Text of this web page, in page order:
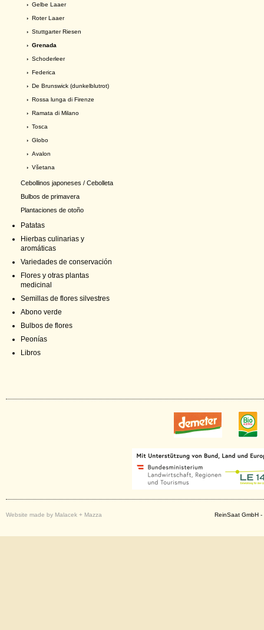
› Gelbe Laaer
› Roter Laaer
› Stuttgarter Riesen
› Grenada
› Schoderleer
› Federica
› De Brunswick (dunkelblutrot)
› Rossa lunga di Firenze
› Ramata di Milano
› Tosca
› Globo
› Avalon
› Všetana
Cebollinos japoneses / Cebolleta
Bulbos de primavera
Plantaciones de otoño
Patatas
Hierbas culinarias y
aromáticas
Variedades de conservación
Flores y otras plantas
medicinal
Semillas de flores silvestres
Abono verde
Bulbos de flores
Peonías
Libros
Website made by Malacek + Mazza ReinSaat GmbH